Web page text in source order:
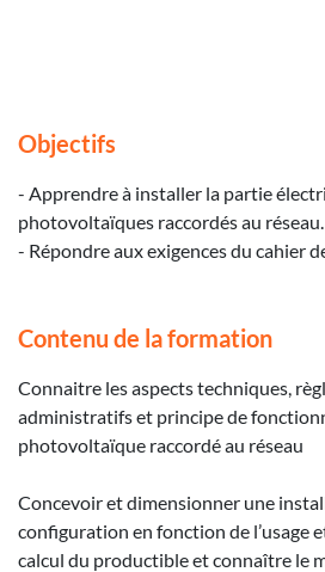
Objectifs
- Apprendre à installer la partie
photovoltaïques raccordés au réseau.
- Répondre aux exigences du cahier
Contenu de la formation
Connaitre les aspects techniques,
administratifs et principe de
photovoltaïque raccordé au réseau
Concevoir et dimensionner une
configuration en fonction de l’usage
calcul du productible et connaître le